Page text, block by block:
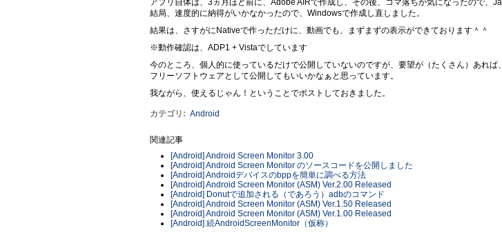
結局、速度的に納得がいかなかったので、Windowsで作成し直しました。
結果は、さすがにNativeで作っただけに、動画でも、まずまずの表示ができております＾＾
※動作確認は、ADP1 + Vistaでしています
今のところ、個人的に使っているだけで公開していないのですが、要望が（たくさん）あれば、
フリーソフトウェアとして公開してもいいかなぁと思っています。
我ながら、使えるじゃん！ということでポストしておきました。
カテゴリ : Android
関連記事
[Android] Android Screen Monitor 3.00
[Android] Android Screen Monitor のソースコードを公開しました
[Android] Androidデバイスのbppを簡単に調べる方法
[Android] Android Screen Monitor (ASM) Ver.2.00 Released
[Android] Donutで追加される（であろう）adbのコマンド
[Android] Android Screen Monitor (ASM) Ver.1.50 Released
[Android] Android Screen Monitor (ASM) Ver.1.00 Released
[Android] 続AndroidScreenMonitor（仮称）